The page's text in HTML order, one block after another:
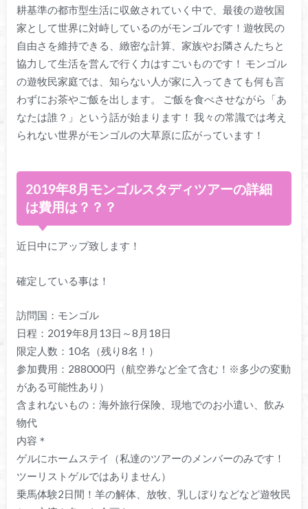
耕基準の都市型生活に収斂されていく中で、最後の遊牧国
家として世界に対峙しているのがモンゴルです！遊牧民の
自由さを維持できる、緻密な計算、家族やお隣さんたちと
協力して生活を営んで行く力はすごいものです！ モンゴル
の遊牧民家庭では、知らない人が家に入ってきても何も言
わずにお茶やご飯を出します。 ご飯を食べさせながら「あ
なたは誰？」という話が始まります！ 我々の常識では考え
られない世界がモンゴルの大草原に広がっています！
2019年8月モンゴルスタディツアーの詳細
は費用は？？？
近日中にアップ致します！
確定している事は！
訪問国：モンゴル
日程：2019年8月13日～8月18日
限定人数：10名（残り8名！）
参加費用：288000円（航空券など全て含む！※多少の変動
がある可能性あり）
含まれないもの：海外旅行保険、現地でのお小遣い、飲み
物代
内容＊
ゲルにホームステイ（私達のツアーのメンバーのみです！
ツーリストゲルではありません）
乗馬体験2日間！羊の解体、放牧、乳しぼりなどなど遊牧民